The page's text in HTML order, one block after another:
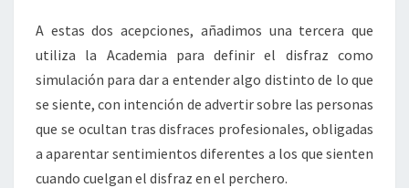
A estas dos acepciones, añadimos una tercera que
utiliza la Academia para definir el disfraz como
simulación para dar a entender algo distinto de lo que
se siente, con intención de advertir sobre las personas
que se ocultan tras disfraces profesionales, obligadas
a aparentar sentimientos diferentes a los que sienten
cuando cuelgan el disfraz en el perchero.